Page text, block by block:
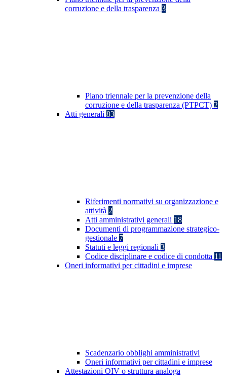
corruzione e della trasparenza 3
Piano triennale per la prevenzione della
corruzione e della trasparenza (PTPCT) 2
Atti generali 83
Riferimenti normativi su organizzazione e
attività 2
Atti amministrativi generali 18
Documenti di programmazione strategico-
gestionale 7
Statuti e leggi regionali 3
Codice disciplinare e codice di condotta 11
Oneri informativi per cittadini e imprese
Scadenzario obblighi amministrativi
Oneri informativi per cittadini e imprese
Attestazioni OIV o struttura analoga